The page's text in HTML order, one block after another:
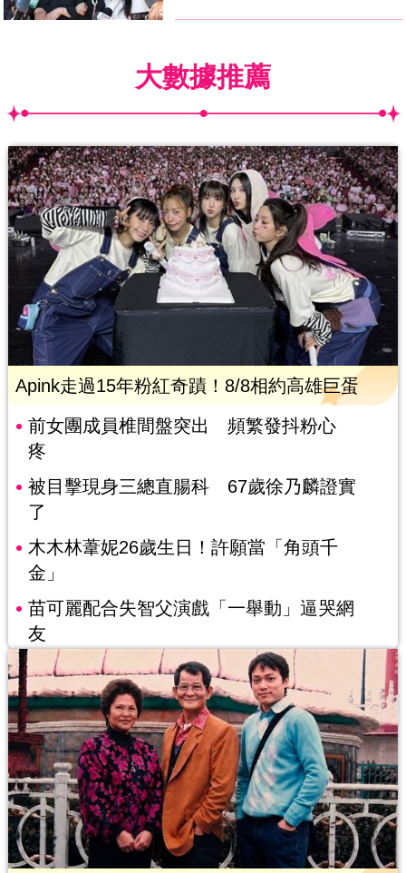
大數據推薦
Apink走過15年粉紅奇蹟！8/8相約高雄巨蛋
前女團成員椎間盤突出 頻繁發抖粉心
疼
被目擊現身三總直腸科 67歲徐乃麟證實
了
木木林葦妮26歲生日！許願當「角頭千
金」
苗可麗配合失智父演戲「一舉動」逼哭網
友